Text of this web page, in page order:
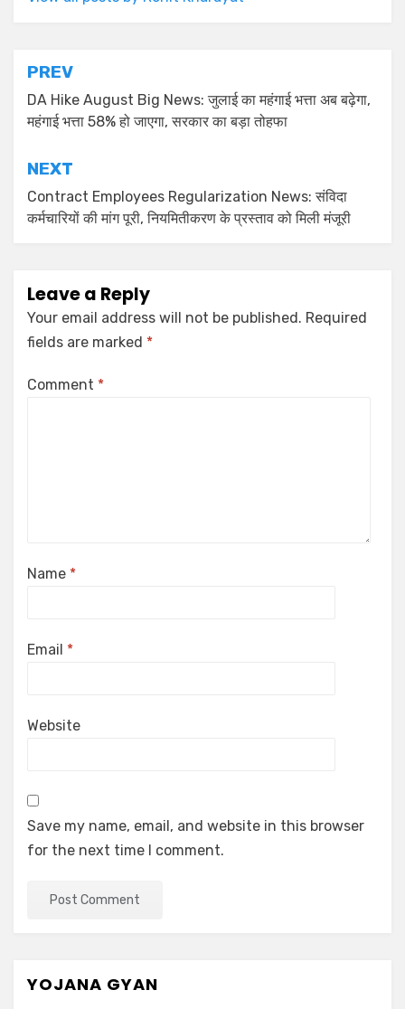
PREV
DA Hike August Big News: जुलाई का महंगाई भत्ता अब बढ़ेगा,
महंगाई भत्ता 58% हो जाएगा, सरकार का बड़ा तोहफा
NEXT
Contract Employees Regularization News: संविदा
कर्मचारियों की मांग पूरी, नियमितीकरण के प्रस्ताव को मिली मंजूरी
Leave a Reply
Your email address will not be published. Required
fields are marked *
Comment *
Name *
Email *
Website
Save my name, email, and website in this browser
for the next time I comment.
YOJANA GYAN